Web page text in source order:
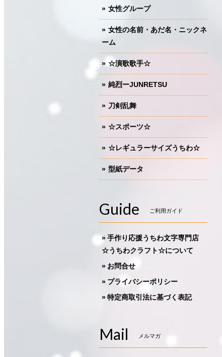
女性グループ
女性の名前・あだ名・ニックネ
ーム
☆演歌歌手☆
純烈ーJUNRETSU
刀剣乱舞
☆スポーツ☆
☆レギュラーサイズうちわ☆
型紙データ
Guide ご利用ガイド
手作り応援うちわ文字専門店
☆うちわクラフト☆について
お問合せ
プライバシーポリシー
特定商取引法に基づく表記
Mail メルマガ